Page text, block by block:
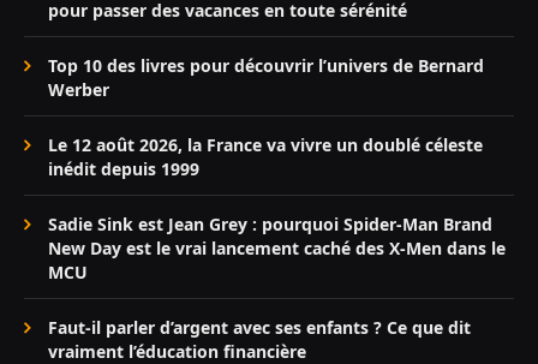
pour passer des vacances en toute sérénité
Top 10 des livres pour découvrir l’univers de Bernard
Werber
Le 12 août 2026, la France va vivre un doublé céleste
inédit depuis 1999
Sadie Sink est Jean Grey : pourquoi Spider-Man Brand
New Day est le vrai lancement caché des X-Men dans le
MCU
Faut-il parler d’argent avec ses enfants ? Ce que dit
vraiment l’éducation financière